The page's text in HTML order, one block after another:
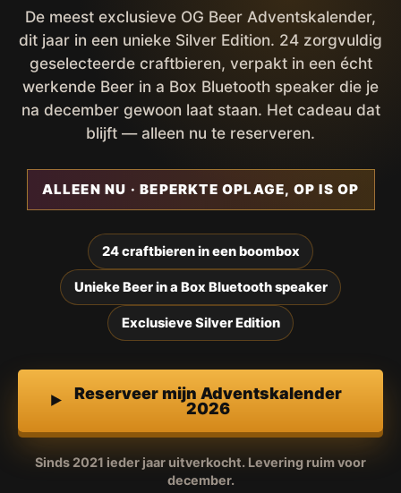
De meest exclusieve OG Beer Adventskalender,
dit jaar in een unieke Silver Edition. 24 zorgvuldig
geselecteerde craftbieren, verpakt in een écht
werkende Beer in a Box Bluetooth speaker die je
na december gewoon laat staan. Het cadeau dat
blijft — alleen nu te reserveren.
ALLEEN NU · BEPERKTE OPLAGE, OP IS OP
24 craftbieren in een boombox
Unieke Beer in a Box Bluetooth speaker
Exclusieve Silver Edition
Reserveer mijn Adventskalender
2026
Sinds 2021 ieder jaar uitverkocht. Levering ruim voor
december.